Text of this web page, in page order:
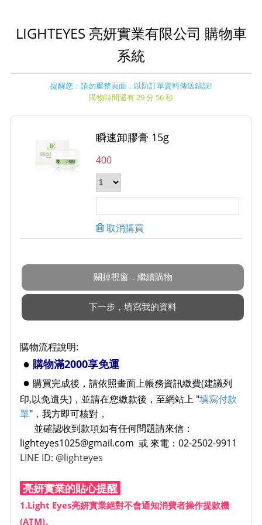
LIGHTEYES 亮妍實業有限公司 購物車
系統
提醒您：請勿重整頁面，以防訂單資料傳送錯誤!
購物時間還有 29 分 56 秒
瞬速卸膠膏 15g
400
取消購買
購物流程說明:
● 購物滿2000享免運
● 購買完成後，請依照畫面上帳務資訊繳費(建議列
印,以免遺失)，並請在您繳款後，至網站上 "填寫付款
單"，我方即可核對，
並確認收到款項如有任何問題請來信：
lighteyes1025@gmail.com 或 來電：02-2502-9911
LINE ID: @lighteyes
亮妍實業的貼心提醒
1.Light Eyes亮妍實業絕對不會通知消費者操作提款機
(ATM)。